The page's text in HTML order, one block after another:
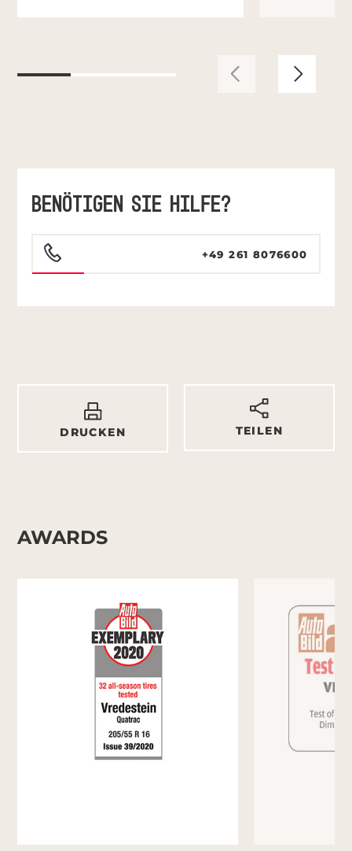
BENÖTIGEN SIE HILFE?
+49 261 8076600
DRUCKEN TEILEN
AWARDS